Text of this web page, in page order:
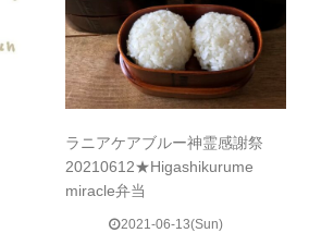
ラニアケアブルー神霊感謝祭
20210612★Higashikurume
miracle弁当
2021-06-13(Sun)